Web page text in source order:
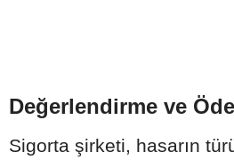
Değerlendirme ve
Sigorta şirketi, hasarın